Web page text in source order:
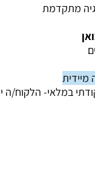
מיידית
במלאי- הלקוח/ה